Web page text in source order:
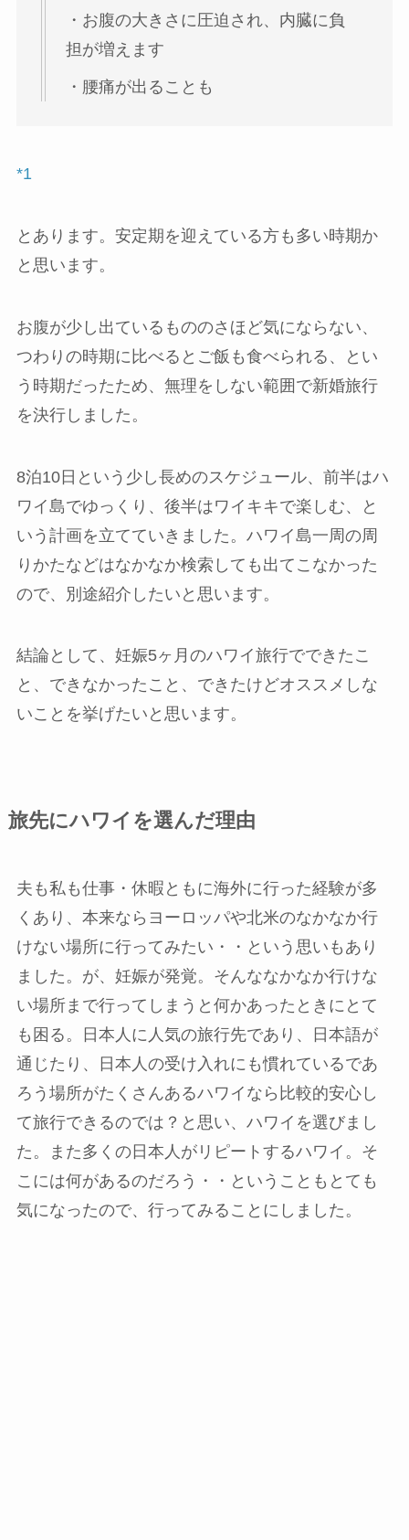
・お腹の大きさに圧迫され、内臓に負
担が増えます
・腰痛が出ることも
*1
とあります。安定期を迎えている方も多い時期か
と思います。
お腹が少し出ているもののさほど気にならない、
つわりの時期に比べるとご飯も食べられる、とい
う時期だったため、無理をしない範囲で新婚旅行
を決行しました。
8泊10日という少し長めのスケジュール、前半はハ
ワイ島でゆっくり、後半はワイキキで楽しむ、と
いう計画を立てていきました。ハワイ島一周の周
りかたなどはなかなか検索しても出てこなかった
ので、別途紹介したいと思います。
結論として、妊娠5ヶ月のハワイ旅行でできたこ
と、できなかったこと、できたけどオススメしな
いことを挙げたいと思います。
旅先にハワイを選んだ理由
夫も私も仕事・休暇ともに海外に行った経験が多
くあり、本来ならヨーロッパや北米のなかなか行
けない場所に行ってみたい・・という思いもあり
ました。が、妊娠が発覚。そんななかなか行けな
い場所まで行ってしまうと何かあったときにとて
も困る。日本人に人気の旅行先であり、日本語が
通じたり、日本人の受け入れにも慣れているであ
ろう場所がたくさんあるハワイなら比較的安心し
て旅行できるのでは？と思い、ハワイを選びまし
た。また多くの日本人がリピートするハワイ。そ
こには何があるのだろう・・ということもとても
気になったので、行ってみることにしました。